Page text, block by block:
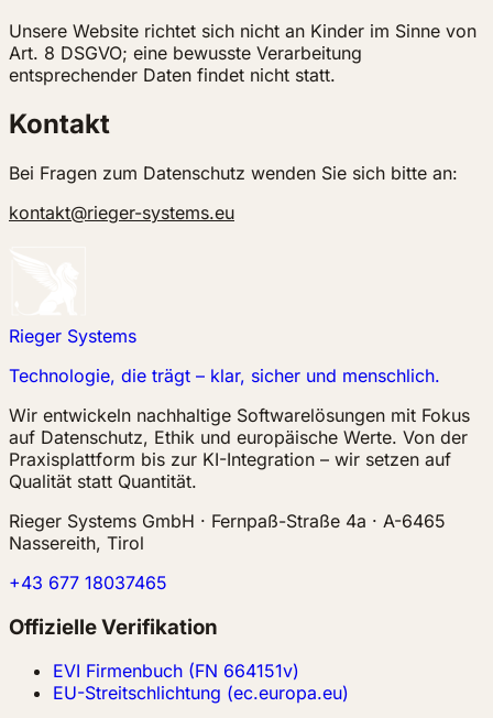
Unsere Website richtet sich nicht an Kinder im Sinne von
Art. 8 DSGVO; eine bewusste Verarbeitung
entsprechender Daten findet nicht statt.
Kontakt
Bei Fragen zum Datenschutz wenden Sie sich bitte an:
kontakt@rieger-systems.eu
Rieger Systems
Technologie, die trägt – klar, sicher und menschlich.
Wir entwickeln nachhaltige Softwarelösungen mit Fokus
auf Datenschutz, Ethik und europäische Werte. Von der
Praxisplattform bis zur KI-Integration – wir setzen auf
Qualität statt Quantität.
Rieger Systems GmbH · Fernpaß-Straße 4a · A-6465
Nassereith, Tirol
+43 677 18037465
Offizielle Verifikation
EVI Firmenbuch (FN 664151v)
EU-Streitschlichtung (ec.europa.eu)